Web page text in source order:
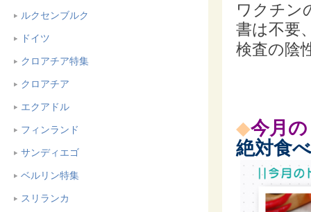
ルクセンブルク
ドイツ
クロアチア特集
クロアチア
エクアドル
フィンランド
サンディエゴ
ベルリン特集
スリランカ
ワクチン
書は不要
検査の陰
◆今月
絶対食